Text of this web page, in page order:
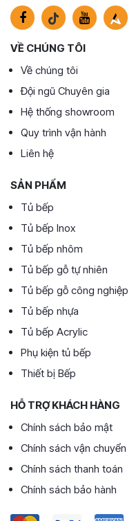
VỀ CHÚNG TÔI
Về chúng tôi
Đội ngũ Chuyên gia
Hệ thống showroom
Quy trình vận hành
Liên hệ
SẢN PHẨM
Tủ bếp
Tủ bếp Inox
Tủ bếp nhôm
Tủ bếp gỗ tự nhiên
Tủ bếp gỗ công nghiệp
Tủ bếp nhựa
Tủ bếp Acrylic
Phụ kiện tủ bếp
Thiết bị Bếp
HỖ TRỢ KHÁCH HÀNG
Chính sách bảo mật
Chính sách vận chuyển
Chính sách thanh toán
Chính sách bảo hành